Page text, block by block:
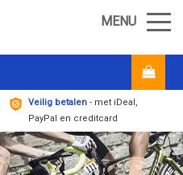
MENU
Veilig betalen - met iDeal,
PayPal en creditcard